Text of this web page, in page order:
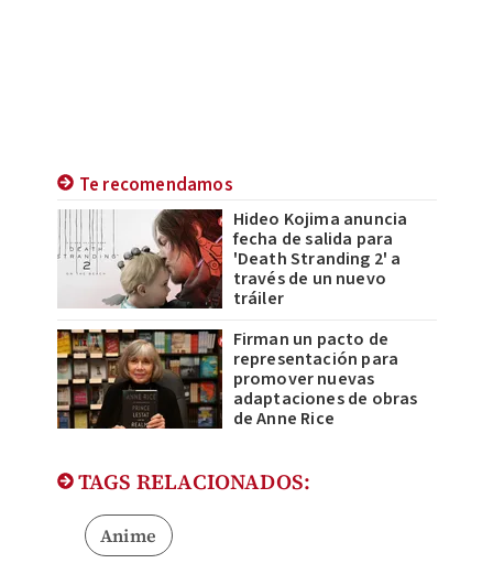
Te recomendamos
Hideo Kojima anuncia
fecha de salida para
'Death Stranding 2' a
través de un nuevo
tráiler
Firman un pacto de
representación para
promover nuevas
adaptaciones de obras
de Anne Rice
TAGS RELACIONADOS:
Anime